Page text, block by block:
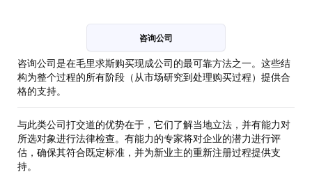
咨询公司
咨询公司是在毛里求斯购买现成公司的最可靠方法之一。这些结
构为整个过程的所有阶段（从市场研究到处理购买过程）提供合
格的支持。
与此类公司打交道的优势在于，它们了解当地立法，并有能力对
所选对象进行法律检查。有能力的专家将对企业的潜力进行评
估，确保其符合既定标准，并为新业主的重新注册过程提供支
持。